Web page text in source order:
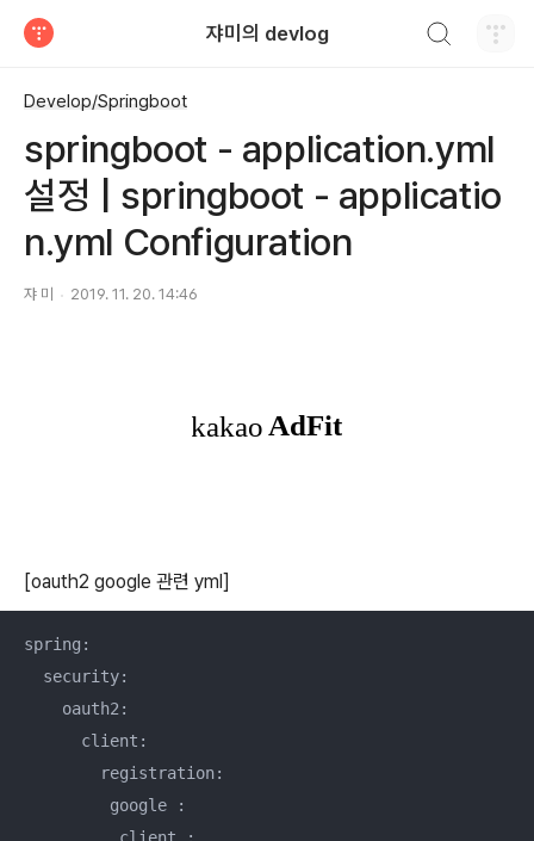
쟈미의 devlog
Develop/Springboot
springboot - application.yml
설정 | springboot - applicatio
n.yml Configuration
쟈 미 2019. 11. 20. 14:46
[oauth2 google 관련 yml]
spring:
  security:
    oauth2:
      client:
        registration:
         google :